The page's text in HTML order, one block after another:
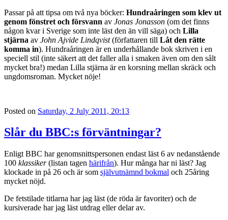
Passar på att tipsa om två nya böcker: Hundraåringen som klev ut
genom fönstret och försvann av Jonas Jonasson (om det finns
någon kvar i Sverige som inte läst den än vill säga) och Lilla
stjärna av John Ajvide Lindqvist(författaren till Låt den rätte
komma in). Hundraåringen är en underhållande bok skriven i en
speciell stil (inte säkert att det faller alla i smaken även om den sålt
mycket bra!) medan Lilla stjärna är en korsning mellan skräck och
ungdomsroman. Mycket nöje!
Posted on Saturday, 2 July 2011, 20:13
Slår du BBC:s förväntningar?
Enligt BBC har genomsnittspersonen endast läst 6 av nedanstående
100 klassiker(listan tagen härifrån). Hur många har ni läst? Jag
klockade in på 26 och är som självutnämnd bokmal och 25åring
mycket nöjd.
De fetstilade titlarna har jag läst (de röda är favoriter) och de
kursiverade har jag läst utdrag eller delar av.